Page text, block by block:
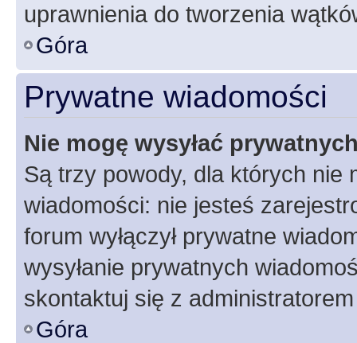
uprawnienia do tworzenia
Góra
Prywatne wiadomości
Nie mogę wysyłać
Są trzy powody, dla których nie
wiadomości: nie jesteś
forum wyłączył prywatne
wysyłanie prywatnych
skontaktuj się z
Góra